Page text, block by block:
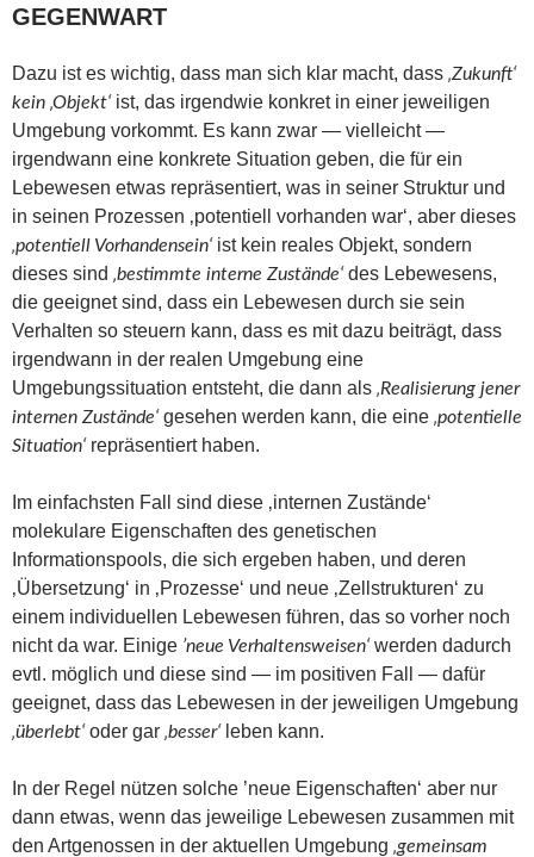
GEGENWART
Dazu ist es wichtig, dass man sich klar macht, dass ‚Zukunft‘
kein ‚Objekt‘ist, das irgendwie konkret in einer jeweiligen
Umgebung vorkommt. Es kann zwar — vielleicht —
irgendwann eine konkrete Situation geben, die für ein
Lebewesen etwas repräsentiert, was in seiner Struktur und
in seinen Prozessen ‚potentiell vorhanden war‘, aber dieses
‚potentiell Vorhandensein‘ist kein reales Objekt, sondern
dieses sind ‚bestimmte interne Zustände‘des Lebewesens,
die geeignet sind, dass ein Lebewesen durch sie sein
Verhalten so steuern kann, dass es mit dazu beiträgt, dass
irgendwann in der realen Umgebung eine
Umgebungssituation entsteht, die dann als ‚Realisierung jener
internen Zustände‘ gesehen werden kann, die eine ‚potentielle
Situation‘repräsentiert haben.
Im einfachsten Fall sind diese ‚internen Zustände‘
molekulare Eigenschaften des genetischen
Informationspools, die sich ergeben haben, und deren
‚Übersetzung‘ in ‚Prozesse‘ und neue ‚Zellstrukturen‘ zu
einem individuellen Lebewesen führen, das so vorher noch
nicht da war. Einige ’neue Verhaltensweisen‘ werden dadurch
evtl. möglich und diese sind — im positiven Fall — dafür
geeignet, dass das Lebewesen in der jeweiligen Umgebung
‚überlebt‘oder gar ‚besser‘leben kann.
In der Regel nützen solche ’neue Eigenschaften‘ aber nur
dann etwas, wenn das jeweilige Lebewesen zusammen mit
den Artgenossen in der aktuellen Umgebung ‚gemeinsam